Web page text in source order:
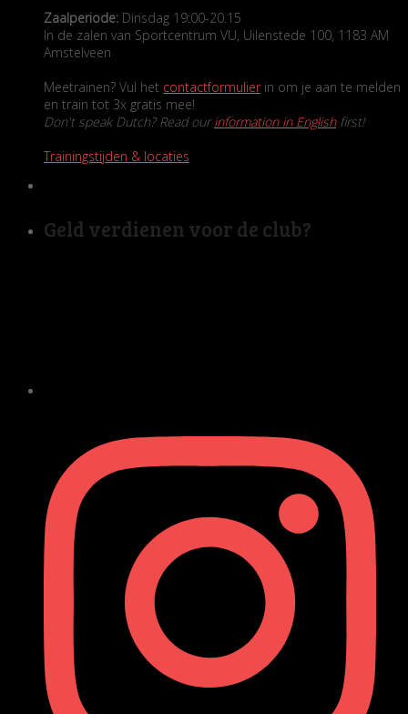
Zaalperiode: Dinsdag 19:00-20.15
In de zalen van Sportcentrum VU, Uilenstede 100, 1183 AM
Amstelveen
Meetrainen? Vul het contactformulierin om je aan te melden
en train tot 3x gratis mee!
Don't speak Dutch? Read ourinformation in Englishfirst!
Trainingstijden & locaties
Geld verdienen voor de club?